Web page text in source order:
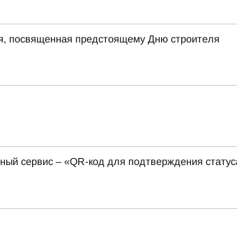
посвященная предстоящему Дню строителя
сервис – «QR-код для подтверждения